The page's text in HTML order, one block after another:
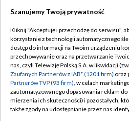
TVP
Abonament TVP
Emisja w TVP
Centrum informacji TVP
Naziemna Telewizja Cyfrowa
Regulamin
Polityka
Moje
Pomoc
Szanujemy Twoją prywatność
Kliknij "Akceptuję i przechodzę do serwisu",
korzystanie z technologii automatycznego
dostęp do informacji na Twoim urządzeniu
przechowywanie oraz na przetwarzanie
nas, czyli Telewizję Polską S.A. w likwidacji
Zaufanych Partnerów z IAB* (1201 firm) oraz
Partnerów TVP (93 firm), w celach
zautomatyzowanego dopasowania reklam
mierzenia ich skuteczności) i pozostałych,
także zgody na udostępnianie przez nas